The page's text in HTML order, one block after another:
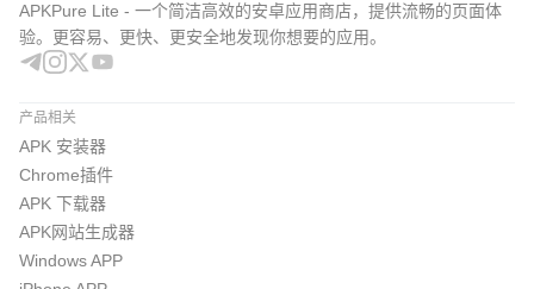
APKPure Lite - 一个简洁高效的安卓应用商店，提供流畅的页面体
验。更容易、更快、更安全地发现你想要的应用。
产品相关
APK 安装器
Chrome插件
APK 下载器
APK网站生成器
Windows APP